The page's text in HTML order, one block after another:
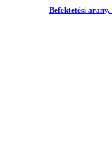
Befektetési arany,